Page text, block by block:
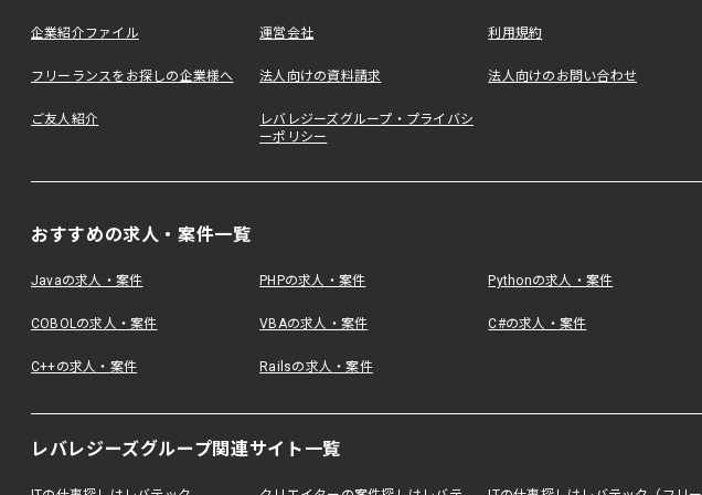
企業紹介ファイル 運営会社 利用規約
フリーランスをお探しの企業様へ 法人向けの資料請求 法人向けのお問い合わせ
ご友人紹介
レバレジーズグループ・プライバシ
ーポリシー
おすすめの求人・案件一覧
Javaの求人・案件 PHPの求人・案件 Pythonの求人・案件
COBOLの求人・案件 VBAの求人・案件 C#の求人・案件
C++の求人・案件 Railsの求人・案件
レバレジーズグループ関連サイト一覧